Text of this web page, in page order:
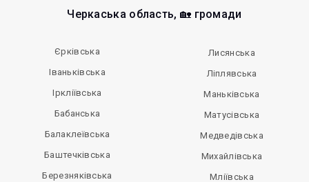
Черкаська область, 🏡 громади
Єрківська
Іваньківська
Іркліївська
Бабанська
Балаклеївська
Баштечківська
Березняківська
Лисянська
Ліплявська
Маньківська
Матусівська
Медведівська
Михайлівська
Мліївська